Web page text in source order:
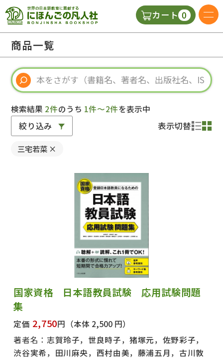
カート 0
視聴覚・補助教材
教師用参考書
商品一覧
検索結果 2件のうち 1件～2件を表示中
絞り込み 表示切替
三宅若菜 ×
国家資格 日本語教員試験 応用試験問題
集
定価 2,750円 （本体 2,500 円）
著者名： 志賀玲子，世良時子，猪塚元，佐野彩子，
渋谷実希，田川麻央，西村由美，藤浦五月，古川敦